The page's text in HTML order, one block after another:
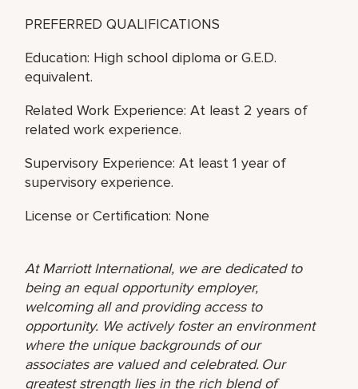
PREFERRED QUALIFICATIONS
Education: High school diploma or G.E.D.
equivalent.
Related Work Experience: At least 2 years of
related work experience.
Supervisory Experience: At least 1 year of
supervisory experience.
License or Certification: None
At Marriott International, we are dedicated to
being an equal opportunity employer,
welcoming all and providing access to
opportunity. We actively foster an environment
where the unique backgrounds of our
associates are valued and celebrated. Our
greatest strength lies in the rich blend of